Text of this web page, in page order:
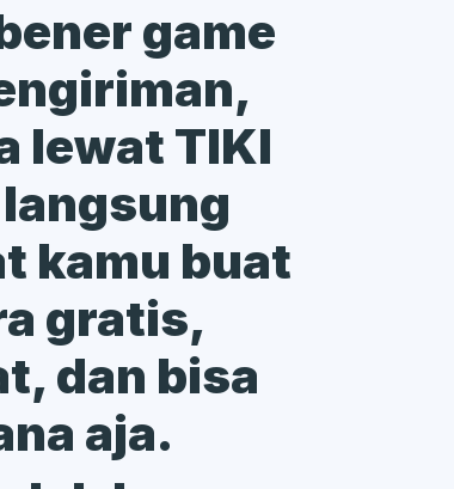
game
lewat TIKI
kamu buat
gratis,
dan bisa
aja.